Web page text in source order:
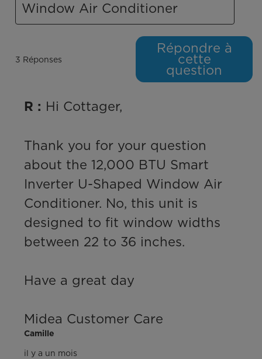
Window Air Conditioner
3 Réponses
Répondre à
cette
question
R : Hi Cottager,
Thank you for your question
about the 12,000 BTU Smart
Inverter U-Shaped Window Air
Conditioner. No, this unit is
designed to fit window widths
between 22 to 36 inches.
Have a great day
Midea Customer Care
Camille
il y a un mois